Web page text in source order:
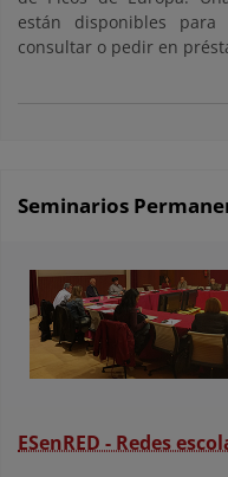
están disponibles
consultar o pedir en
Seminarios
ESenRED - Redes